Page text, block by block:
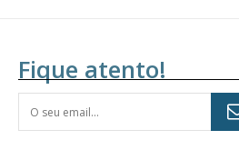
Fique atento!